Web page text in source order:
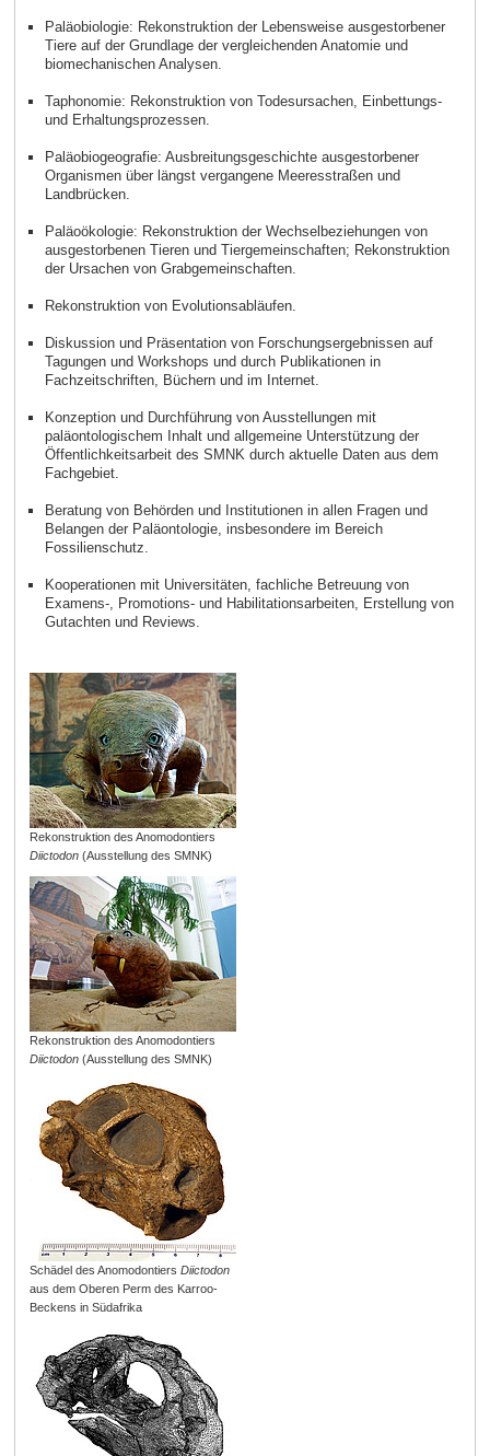
Paläobiologie: Rekonstruktion der Lebensweise ausgestorbener
Tiere auf der Grundlage der vergleichenden Anatomie und
biomechanischen Analysen.
Taphonomie: Rekonstruktion von Todesursachen, Einbettungs-
und Erhaltungsprozessen.
Paläobiogeografie: Ausbreitungsgeschichte ausgestorbener
Organismen über längst vergangene Meeresstraßen und
Landbrücken.
Paläoökologie: Rekonstruktion der Wechselbeziehungen von
ausgestorbenen Tieren und Tiergemeinschaften; Rekonstruktion
der Ursachen von Grabgemeinschaften.
Rekonstruktion von Evolutionsabläufen.
Diskussion und Präsentation von Forschungsergebnissen auf
Tagungen und Workshops und durch Publikationen in
Fachzeitschriften, Büchern und im Internet.
Konzeption und Durchführung von Ausstellungen mit
paläontologischem Inhalt und allgemeine Unterstützung der
Öffentlichkeitsarbeit des SMNK durch aktuelle Daten aus dem
Fachgebiet.
Beratung von Behörden und Institutionen in allen Fragen und
Belangen der Paläontologie, insbesondere im Bereich
Fossilienschutz.
Kooperationen mit Universitäten, fachliche Betreuung von
Examens-, Promotions- und Habilitationsarbeiten, Erstellung von
Gutachten und Reviews.
Rekonstruktion des Anomodontiers
Diictodon(Ausstellung des SMNK)
Rekonstruktion des Anomodontiers
Diictodon(Ausstellung des SMNK)
Schädel des Anomodontiers Diictodon
aus dem Oberen Perm des Karroo-
Beckens in Südafrika